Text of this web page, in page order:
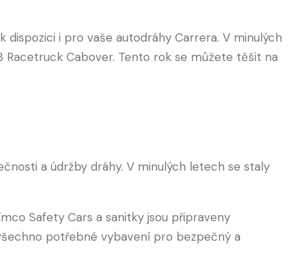
dispozici i pro vaše autodráhy Carrera. V minulých
Racetruck Cabover. Tento rok se můžete těšit na
a údržby dráhy. V minulých letech se staly
Safety Cars a sanitky jsou připraveny
potřebné vybavení pro bezpečný a